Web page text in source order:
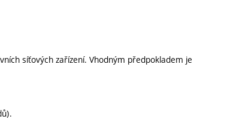
síťových zařízení. Vhodným předpokladem je